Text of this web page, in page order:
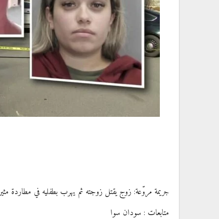
جريمة مروّعة: زوج يقتل زوجته ثم يهرب بطفليه في مطاردة
متابعات : سودان سوا